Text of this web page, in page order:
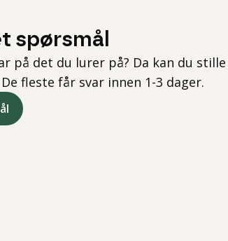
spørsmål
på det du lurer på? Da kan du
fleste får svar innen 1-3 dager.